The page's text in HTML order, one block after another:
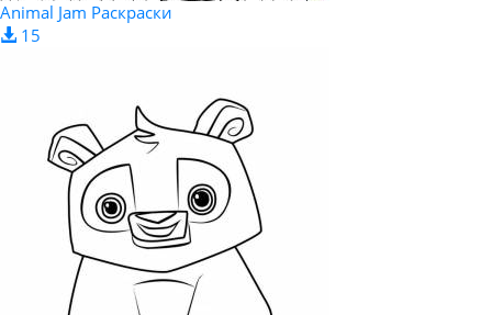
Animal Jam Раскраски
15